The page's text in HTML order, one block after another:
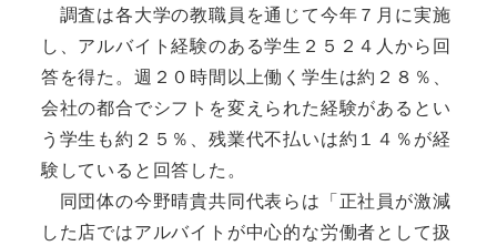
調査は各大学の教職員を通じて今年７月に実施
し、アルバイト経験のある学生２５２４人から回
答を得た。週２０時間以上働く学生は約２８％、
会社の都合でシフトを変えられた経験があるとい
う学生も約２５％、残業代不払いは約１４％が経
験していると回答した。
同団体の今野晴貴共同代表らは「正社員が激減
した店ではアルバイトが中心的な労働者として扱